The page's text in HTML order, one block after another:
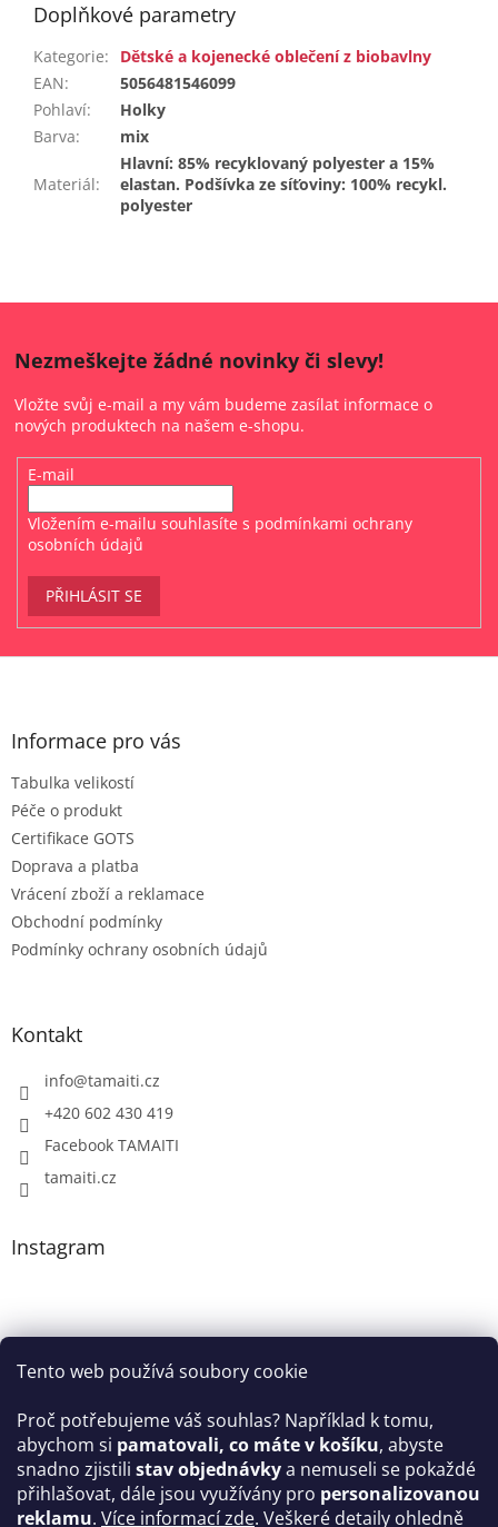
Tento web používá soubory cookie
Proč potřebujeme váš souhlas? Například k tomu,
abychom si pamatovali, co máte v košíku, abyste
snadno zjistili stav objednávkya nemuseli se pokaždé
přihlašovat, dále jsou využívány pro personalizovanou
reklamu. Více informací zde. Veškeré detaily ohledně
Doplňkové parametry
Kategorie:
Dětské a kojenecké oblečení z biobavlny
EAN:
5056481546099
Pohlaví:
Holky
Barva: mix
Materiál:
Hlavní: 85% recyklovaný polyester a 15%
elastan. Podšívka ze síťoviny: 100% recykl.
polyester
Nezmeškejte žádné novinky či slevy!
Vložte svůj e-mail a my vám budeme zasílat informace o
nových produktech na našem e-shopu.
E-mail
Vložením e-mailu souhlasíte s podmínkami ochrany
osobních údajů
PŘIHLÁSIT SE
Z
Informace pro vás
Tabulka velikostí
Péče o produkt
Certifikace GOTS
Doprava a platba
Vrácení zboží a reklamace
Obchodní podmínky
Podmínky ochrany osobních údajů
Kontakt
info@tamaiti.cz
+420 602 430 419
Facebook TAMAITI
tamaiti.cz
Instagram
Sledovat na Instagramu